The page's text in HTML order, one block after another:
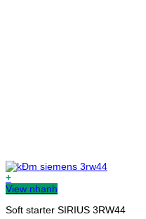
+
View nhanh
Soft starter SIRIUS 3RW44